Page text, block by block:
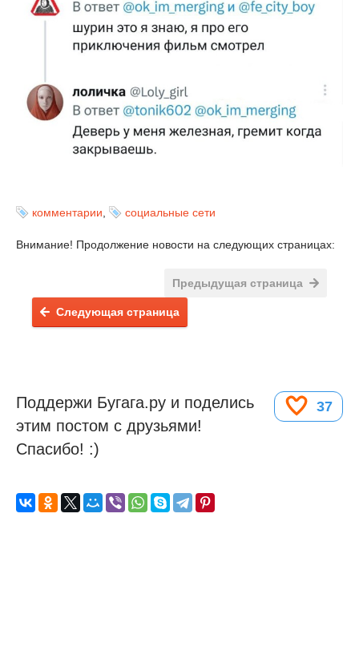
комментарии социальные сети
Внимание! Продолжение новости на следующих страницах:
Предыдущая страница
Следующая страница
37
Поддержи Бугага.ру и поделись
этим постом с друзьями!
Спасибо! :)